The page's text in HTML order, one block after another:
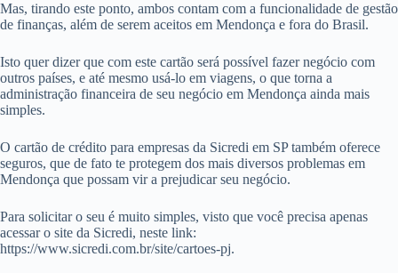
Mas, tirando este ponto, ambos contam com a funcionalidade de gestão
de finanças, além de serem aceitos em Mendonça e fora do Brasil.
Isto quer dizer que com este cartão será possível fazer negócio com
outros países, e até mesmo usá-lo em viagens, o que torna a
administração financeira de seu negócio em Mendonça ainda mais
simples.
O cartão de crédito para empresas da Sicredi em SP também oferece
seguros, que de fato te protegem dos mais diversos problemas em
Mendonça que possam vir a prejudicar seu negócio.
Para solicitar o seu é muito simples, visto que você precisa apenas
acessar o site da Sicredi, neste link:
https://www.sicredi.com.br/site/cartoes-pj.